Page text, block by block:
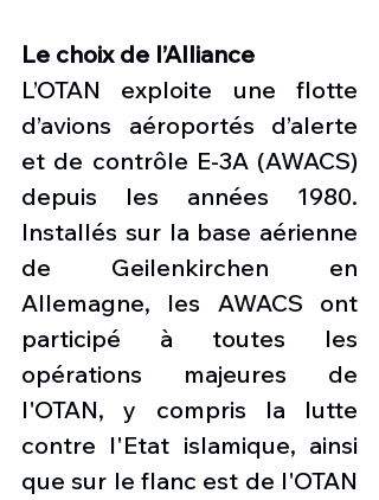
Le choix de l’Alliance
L’OTAN exploite une flotte
d’avions aéroportés d’alerte
et de contrôle E-3A (AWACS)
depuis les années 1980.
Installés sur la base aérienne
de Geilenkirchen en
Allemagne, les AWACS ont
participé à toutes les
opérations majeures de
l'OTAN, y compris la lutte
contre l'Etat islamique, ainsi
que sur le flanc est de l'OTAN